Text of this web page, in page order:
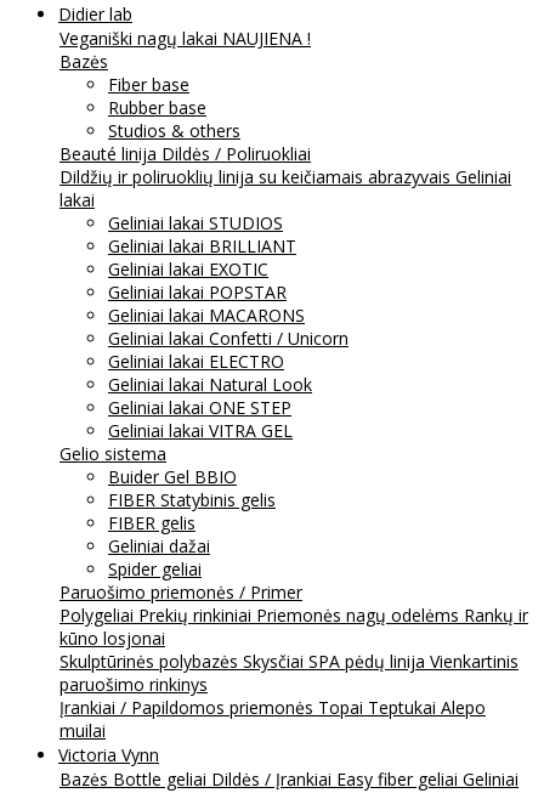
Didier lab
Veganiški nagų lakai NAUJIENA !
Bazės
Fiber base
Rubber base
Studios & others
Beauté linija Dildės / Poliruokliai
Dildžių ir poliruoklių linija su keičiamais abrazyvais Geliniai
lakai
Geliniai lakai STUDIOS
Geliniai lakai BRILLIANT
Geliniai lakai EXOTIC
Geliniai lakai POPSTAR
Geliniai lakai MACARONS
Geliniai lakai Confetti / Unicorn
Geliniai lakai ELECTRO
Geliniai lakai Natural Look
Geliniai lakai ONE STEP
Geliniai lakai VITRA GEL
Gelio sistema
Buider Gel BBIO
FIBER Statybinis gelis
FIBER gelis
Geliniai dažai
Spider geliai
Paruošimo priemonės / Primer
Polygeliai Prekių rinkiniai Priemonės nagų odelėms Rankų ir
kūno losjonai
Skulptūrinės polybazės Skysčiai SPA pėdų linija Vienkartinis
paruošimo rinkinys
Įrankiai / Papildomos priemonės Topai Teptukai Alepo
muilai
Victoria Vynn
Bazės Bottle geliai Dildės / Įrankiai Easy fiber geliai Geliniai